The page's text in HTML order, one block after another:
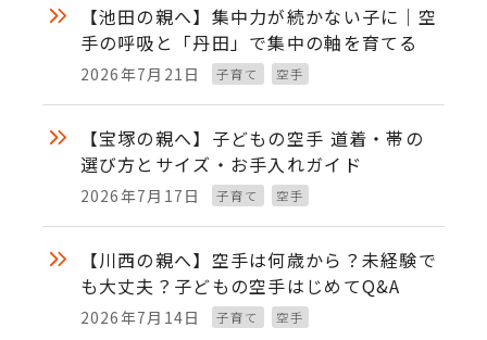
【池田の親へ】集中力が続かない子に｜空
手の呼吸と「丹田」で集中の軸を育てる
投稿日
2026年7月21日 子育て 空手
【宝塚の親へ】子どもの空手 道着・帯の
選び方とサイズ・お手入れガイド
投稿日
2026年7月17日 子育て 空手
【川西の親へ】空手は何歳から？未経験で
も大丈夫？子どもの空手はじめてQ&A
投稿日
2026年7月14日 子育て 空手